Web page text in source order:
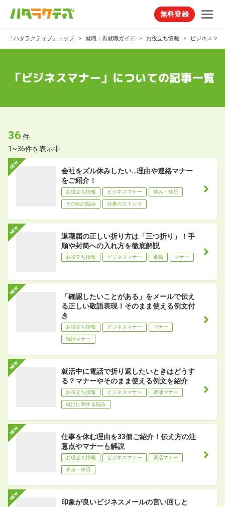
無料登録
「ハタラクティブ」トップ 就職・再就職ガイド お役立ち情報 ビジネスマナ
「ビジネスマナー」についての記事一覧
36 件
1~36件を表示中
会社をズル休みしたい…理由や連絡マナー
をご紹介！
お役立ち情報 ビジネスマナー 休み・休日
その他の悩み 仕事のストレス
退職届の正しい折り方は「三つ折り」！手
順や封筒への入れ方を徹底解説
お役立ち情報 ビジネスマナー 退職 マナー
「確認したいことがある」をメールで伝え
る正しい敬語表現！そのまま使える例文付
き
お役立ち情報 ビジネスマナー マナー
就活マナー
就活中に電話で折り返したいときはどうす
る？マナーやそのまま使える例文を紹介
お役立ち情報 ビジネスマナー 就活マナー
就活に関する悩み
仕事を休む理由を33個ご紹介！伝え方の注
意点やマナーも解説
お役立ち情報 ビジネスマナー 就活マナー
休み・休日
印象が良いビジネスメールの言い回しと